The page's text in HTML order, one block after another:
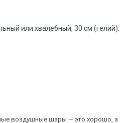
или хвалебный, 30 см (гелий):
воздушные шары — это хорошо, а